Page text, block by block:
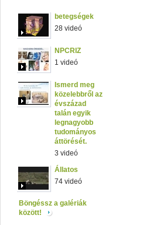
betegségek
28 videó
NPCRIZ
1 videó
Ismerd meg
közelebbről az
évszázad
talán egyik
legnagyobb
tudományos
áttörését.
3 videó
Állatos
74 videó
Böngéssz a galériák
között!